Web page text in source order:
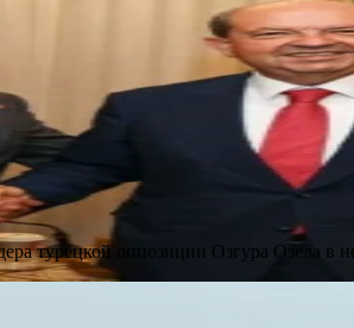
турецкой оппозиции Озгура Озела в